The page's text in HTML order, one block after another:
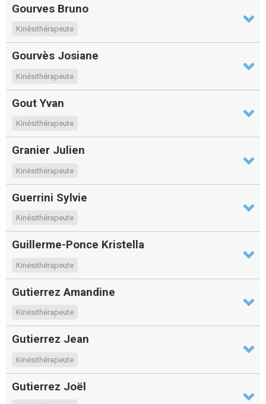
Gourves Bruno
Kinésithérapeute
Gourvès Josiane
Kinésithérapeute
Gout Yvan
Kinésithérapeute
Granier Julien
Kinésithérapeute
Guerrini Sylvie
Kinésithérapeute
Guillerme-Ponce Kristella
Kinésithérapeute
Gutierrez Amandine
Kinésithérapeute
Gutierrez Jean
Kinésithérapeute
Gutierrez Joël